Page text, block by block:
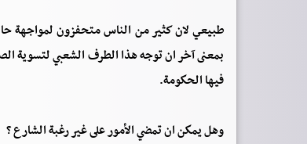
طبيعي لان كثير من الناس متحفزون لمواجهة
بمعنى آخر ان توجه هذا الطرف الشعبي لتسوية
فيها الحكومة.
وهل يمكن ان تمضي الأمور على غير رغبة الشارع ؟